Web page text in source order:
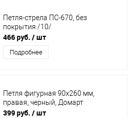
Петля-стрела ПС-670, без
покрытия /10/
466 руб. / шт
Подробнее
Петля фигурная 90х260 мм,
правая, черный, Домарт
399 руб. / шт